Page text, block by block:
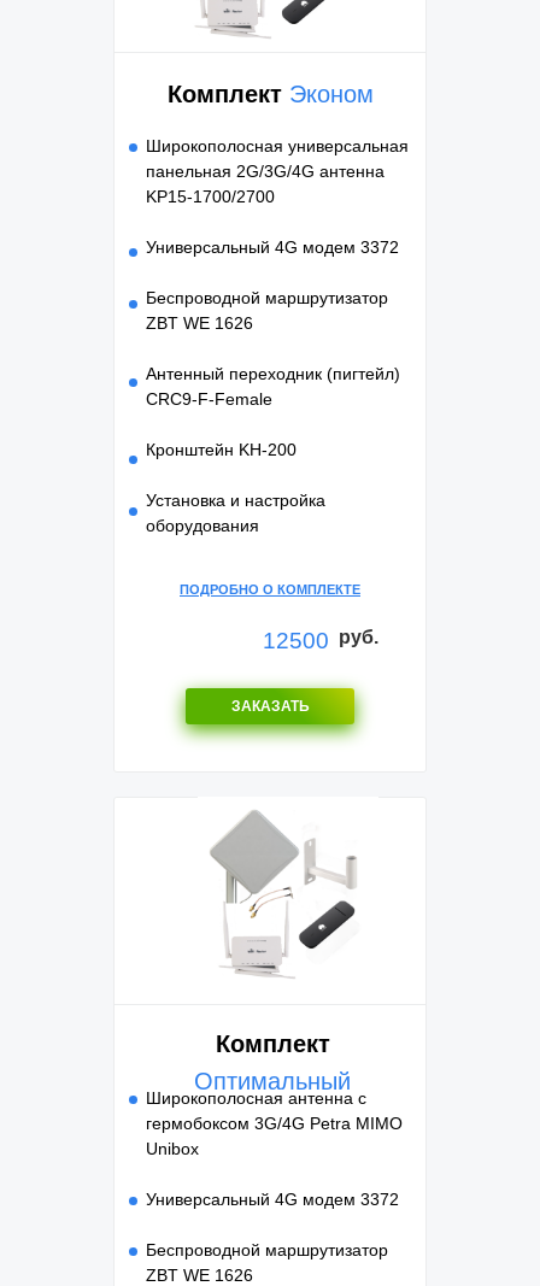
Комплект Эконом
Широкополосная универсальная
панельная 2G/3G/4G антенна
KP15-1700/2700
Универсальный 4G модем 3372
Беспроводной маршрутизатор
ZBT WE 1626
Антенный переходник (пигтейл)
CRC9-F-Female
Кронштейн KH-200
Установка и настройка
оборудования
ПОДРОБНО О КОМПЛЕКТЕ
12500 руб.
Комплект
Оптимальный
Широкополосная антенна с
гермобоксом 3G/4G Petra MIMO
Unibox
Универсальный 4G модем 3372
Беспроводной маршрутизатор
ZBT WE 1626
ЗАКАЗАТЬ